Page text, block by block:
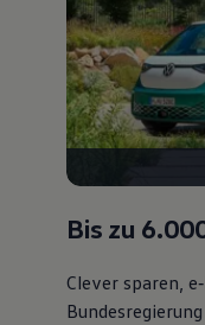
Bis zu
Clever sparen,